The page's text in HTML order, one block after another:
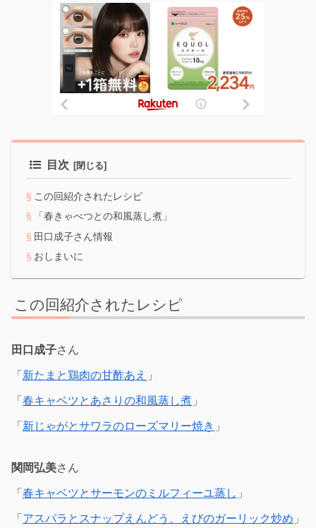
目次
この回紹介されたレシピ
「春きゃべつとの和風蒸し煮」
田口成子さん情報
おしまいに
この回紹介されたレシピ
田口成子さん
「 新たまと鶏肉の甘酢あえ 」
「 春キャベツとあさりの和風蒸し煮 」
「 新じゃがとサワラのローズマリー焼き 」
関岡弘美さん
「 春キャベツとサーモンのミルフィーユ蒸し 」
「 アスパラとスナップえんどう、えびのガーリック炒め 」